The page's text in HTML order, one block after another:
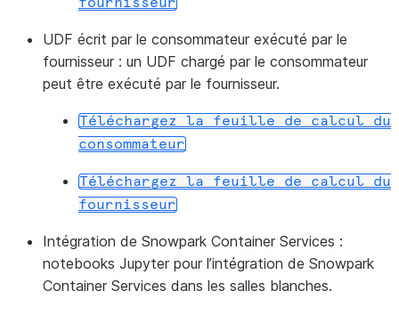
UDF écrit par le consommateur exécuté par le
fournisseur : un UDF chargé par le consommateur
peut être exécuté par le fournisseur.
Téléchargez la feuille de calcul
du
consommateur
Téléchargez la feuille de calcul
du
fournisseur
Intégration de Snowpark Container Services :
notebooks Jupyter pour l’intégration de Snowpark
Container Services dans les salles blanches.